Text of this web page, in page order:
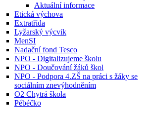
Aktuální informace
Etická výchova
Extratřída
Lyžarský výcvik
MenSI
Nadační fond Tesco
NPO - Digitalizujeme školu
NPO - Doučování žáků škol
NPO - Podpora 4.ZŠ na práci s žáky se
sociálním znevýhodněním
O2 Chytrá škola
Pébéčko